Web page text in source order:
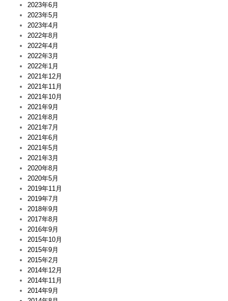
2023年6月
2023年5月
2023年4月
2022年8月
2022年4月
2022年3月
2022年1月
2021年12月
2021年11月
2021年10月
2021年9月
2021年8月
2021年7月
2021年6月
2021年5月
2021年3月
2020年8月
2020年5月
2019年11月
2019年7月
2018年9月
2017年8月
2016年9月
2015年10月
2015年9月
2015年2月
2014年12月
2014年11月
2014年9月